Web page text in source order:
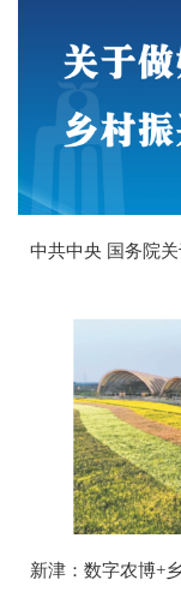
新津：数字农博+